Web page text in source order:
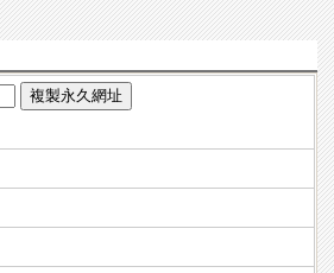
複製永久網址